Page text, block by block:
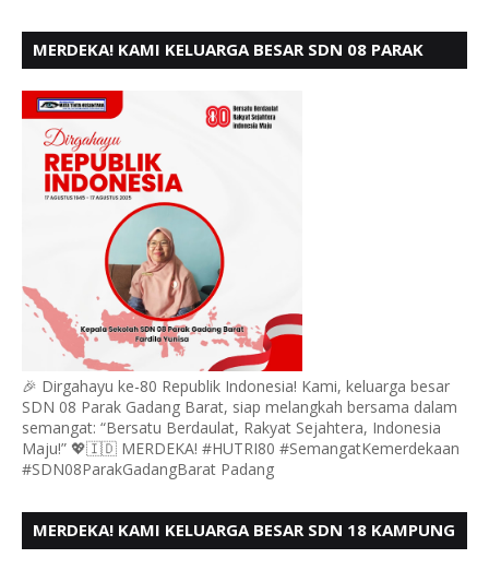
MERDEKA! KAMI KELUARGA BESAR SDN 08 PARAK
- 80,
🎉 Dirgahayu ke-80 Republik Indonesia! Kami, keluarga besar
SDN 08 Parak Gadang Barat, siap melangkah bersama dalam
semangat: “Bersatu Berdaulat, Rakyat Sejahtera, Indonesia
Maju!” 💖🇮🇩 MERDEKA! #HUTRI80 #SemangatKemerdekaan
#SDN08ParakGadangBarat Padang
MERDEKA! KAMI KELUARGA BESAR SDN 18 KAMPUNG